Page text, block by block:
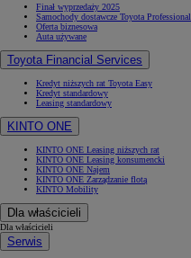
Finał wyprzedaży 2025
Samochody dostawcze Toyota Professional
Oferta biznesowa
Auta używane
Toyota Financial Services
Kredyt niższych rat Toyota Easy
Kredyt standardowy
Leasing standardowy
KINTO ONE
KINTO ONE Leasing niższych rat
KINTO ONE Leasing konsumencki
KINTO ONE Najem
KINTO ONE Zarządzanie flotą
KINTO Mobility
Dla właścicieli
Dla właścicieli
Serwis